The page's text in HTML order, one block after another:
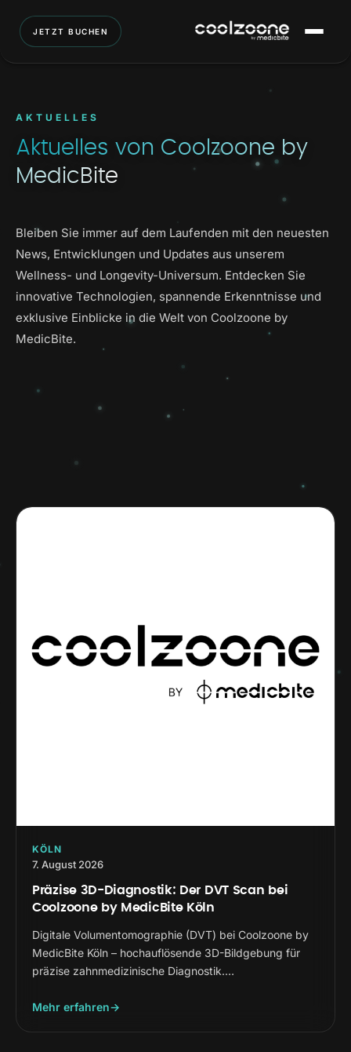
JETZT BUCHEN
AKTUELLES
Aktuelles von Coolzoone by
MedicBite
Bleiben Sie immer auf dem Laufenden mit den neuesten
News, Entwicklungen und Updates aus unserem
Wellness- und Longevity-Universum. Entdecken Sie
innovative Technologien, spannende Erkenntnisse und
exklusive Einblicke in die Welt von Coolzoone by
MedicBite.
KÖLN
7. August 2026
Präzise 3D-Diagnostik: Der DVT Scan bei
Coolzoone by MedicBite Köln
Digitale Volumentomographie (DVT) bei Coolzoone by
MedicBite Köln – hochauflösende 3D-Bildgebung für
präzise zahnmedizinische Diagnostik.…
Mehr erfahren